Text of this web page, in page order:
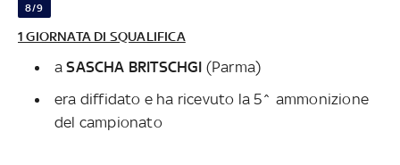
8/9
1 GIORNATA DI SQUALIFICA
aSASCHA BRITSCHGI (Parma)
era diffidato e ha ricevuto la 5^ ammonizione
del campionato